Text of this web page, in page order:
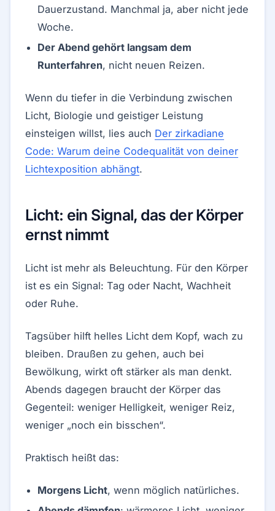
Dauerzustand. Manchmal ja, aber nicht jede
Woche.
Der Abend gehört langsam dem
Runterfahren, nicht neuen Reizen.
Wenn du tiefer in die Verbindung zwischen
Licht, Biologie und geistiger Leistung
einsteigen willst, lies auch Der zirkadiane
Code: Warum deine Codequalität von deiner
Lichtexposition abhängt.
Licht: ein Signal, das der Körper
ernst nimmt
Licht ist mehr als Beleuchtung. Für den Körper
ist es ein Signal: Tag oder Nacht, Wachheit
oder Ruhe.
Tagsüber hilft helles Licht dem Kopf, wach zu
bleiben. Draußen zu gehen, auch bei
Bewölkung, wirkt oft stärker als man denkt.
Abends dagegen braucht der Körper das
Gegenteil: weniger Helligkeit, weniger Reiz,
weniger „noch ein bisschen“.
Praktisch heißt das:
Morgens Licht, wenn möglich natürliches.